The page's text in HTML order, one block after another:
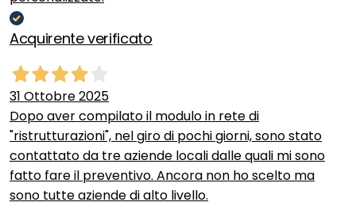
Acquirente verificato
31 Ottobre 2025
Dopo aver compilato il modulo in rete di
"ristrutturazioni", nel giro di pochi giorni, sono stato
contattato da tre aziende locali dalle quali mi sono
fatto fare il preventivo. Ancora non ho scelto ma
sono tutte aziende di alto livello.